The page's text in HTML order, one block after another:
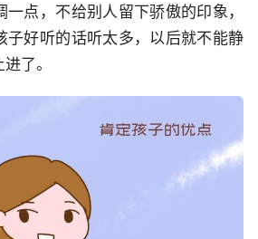
点，不给别人留下骄傲的印象，
子好听的话听太多，以后就不能静
了。